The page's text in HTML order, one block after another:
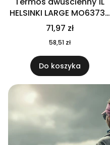
HELSINKI LARGE MO6373-
04
71,97 zł
58,51 zł
Do koszyka